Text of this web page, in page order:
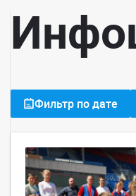
Фильтр по дате